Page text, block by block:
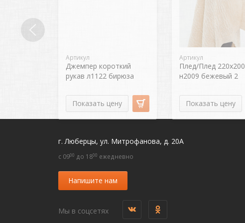
Артикул
Джемпер короткий
рукав л1122 бирюза
Показать цену
Артикул
Плед/Плед 220х200
н2009 бежевый 2
Показать цену
г. Люберцы, ул. Митрофанова, д. 20А
c 0900 до 1800 ежедневно
Напишите нам
Мы в соцсетях